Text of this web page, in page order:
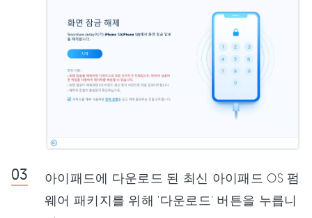
아이패드에 다운로드 된 최신 아이패드 OS 펌
웨어 패키지를 위해 '다운로드' 버튼을 누릅니